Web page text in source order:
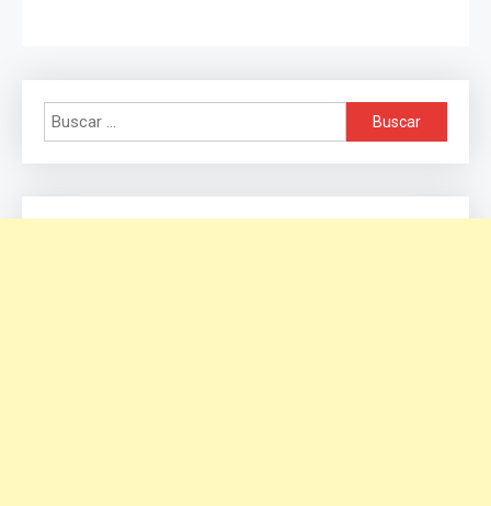
Buscar: